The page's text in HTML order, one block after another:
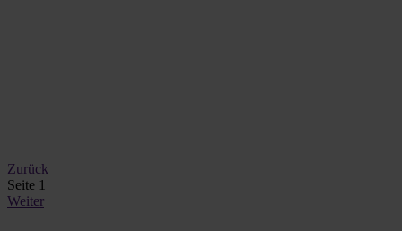
Zurück
Seite 1
Weiter